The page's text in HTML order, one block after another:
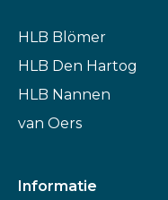
HLB Blömer
HLB Den Hartog
HLB Nannen
van Oers
Informatie